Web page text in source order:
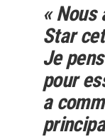
« Nous
Star
Je
pour
a